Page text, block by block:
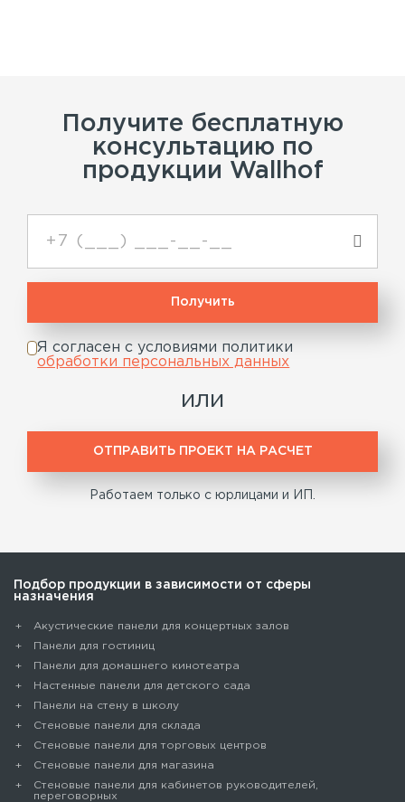
Получите бесплатную
консультацию по
продукции Wallhof
Я согласен с условиями политики
обработки персональных данных
или
ОТПРАВИТЬ ПРОЕКТ НА РАСЧЕТ
Работаем только с юрлицами и ИП.
Подбор продукции в зависимости от сферы
назначения
Акустические панели для концертных залов
Панели для гостиниц
Панели для домашнего кинотеатра
Настенные панели для детского сада
Панели на стену в школу
Стеновые панели для склада
Cтеновые панели для торговых центров
Стеновые панели для магазина
Стеновые панели для кабинетов руководителей,
переговорных